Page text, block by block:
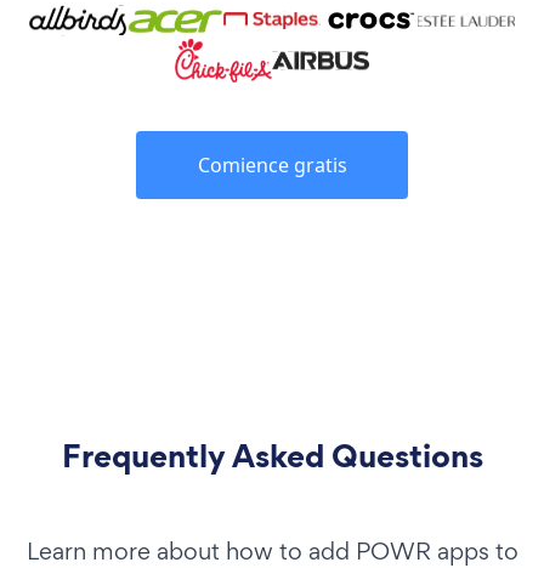
Comience gratis
Frequently Asked Questions
Learn more about how to add POWR apps to